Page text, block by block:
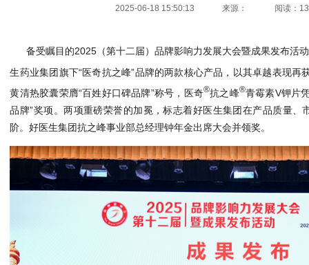
2025-06-18 15:50:13 来源： 阅读：
备受瞩目的2025（第十二届）品牌影响力发展大会暨成果发布活
生药业集团旗下“医奇抗之峰”品牌的两款核心产品，以其卓越表现再
黄清热胶囊荣膺“百姓好口碑品牌”称号，医奇®抗之峰®青霉素V钾片
品牌”奖项。两项重磅荣誉的加冕，标志着好医生集团在产品质量、
阶。好医生集团抗之峰事业部总经理钟年金出席大会并领奖。